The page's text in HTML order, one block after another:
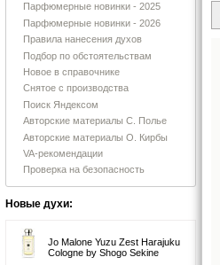
Парфюмерные новинки - 2025
Парфюмерные новинки - 2026
Правила нанесения духов
Подбор по обстоятельствам
Новое в справочнике
Снятое с производства
Поиск Яндексом
Авторские материалы С. Полье
Авторские материалы О. Кирбы
VA-рекомендации
Проверка на безопасность
Новые духи:
Jo Malone Yuzu Zest Harajuku
Cologne by Shogo Sekine